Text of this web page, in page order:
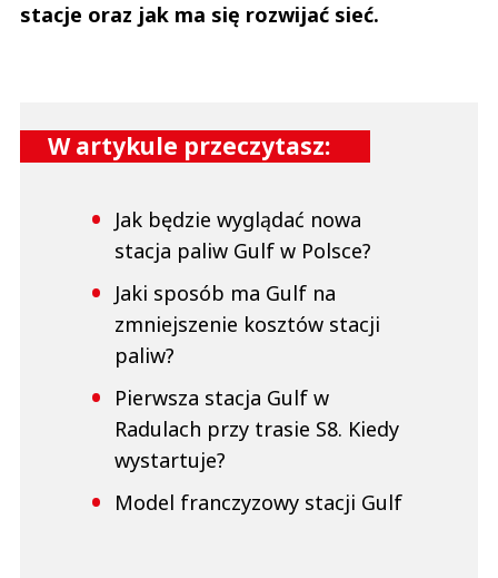
stacje oraz jak ma się rozwijać sieć.
W artykule przeczytasz:
Jak będzie wyglądać nowa
stacja paliw Gulf w Polsce?
Jaki sposób ma Gulf na
zmniejszenie kosztów stacji
paliw?
Pierwsza stacja Gulf w
Radulach przy trasie S8. Kiedy
wystartuje?
Model franczyzowy stacji Gulf